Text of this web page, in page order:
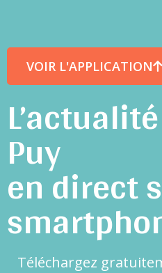
VOIR L'APPLICATION
Puy
en direct
Téléchargez